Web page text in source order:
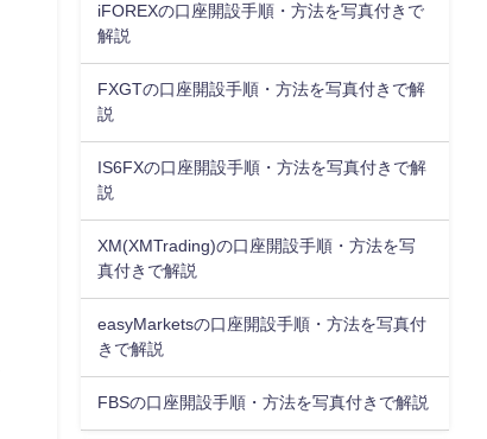
iFOREXの口座開設手順・方法を写真付きで
解説
FXGTの口座開設手順・方法を写真付きで解
説
IS6FXの口座開設手順・方法を写真付きで解
説
XM(XMTrading)の口座開設手順・方法を写
真付きで解説
easyMarketsの口座開設手順・方法を写真付
きで解説
FBSの口座開設手順・方法を写真付きで解説